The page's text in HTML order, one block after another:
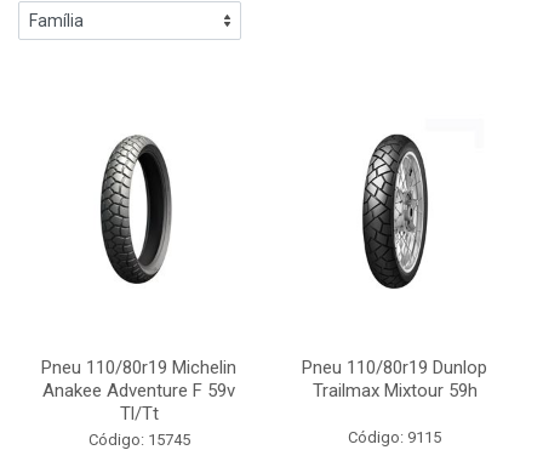
Pneu 110/80r19 Michelin
Anakee Adventure F 59v
Tl/Tt
Código: 15745
Pneu 110/80r19 Dunlop
Trailmax Mixtour 59h
Código: 9115